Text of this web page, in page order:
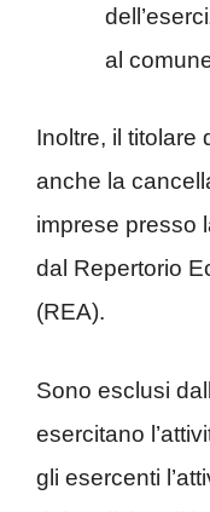
al
Inoltre, il titolare
anche la
imprese presso
dal Repertorio
(REA).
Sono esclusi
esercitano
gli esercenti